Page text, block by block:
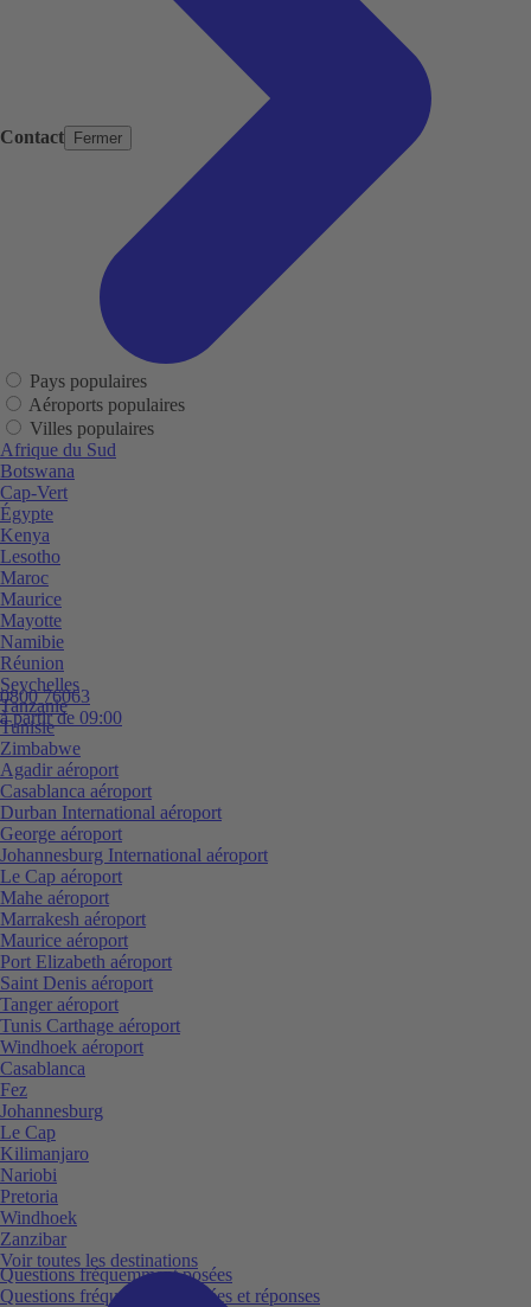
Contact Fermer
0800 76063
à partir de 09:00
Questions fréquemment posées
Questions fréquemment posées et réponses
Pays populaires
Aéroports populaires
Villes populaires
Afrique du Sud
Botswana
Cap-Vert
Égypte
Kenya
Lesotho
Maroc
Maurice
Mayotte
Namibie
Réunion
Seychelles
Tanzanie
Tunisie
Zimbabwe
Agadir aéroport
Casablanca aéroport
Durban International aéroport
George aéroport
Johannesburg International aéroport
Le Cap aéroport
Mahe aéroport
Marrakesh aéroport
Maurice aéroport
Port Elizabeth aéroport
Saint Denis aéroport
Tanger aéroport
Tunis Carthage aéroport
Windhoek aéroport
Casablanca
Fez
Johannesburg
Le Cap
Kilimanjaro
Nariobi
Pretoria
Windhoek
Zanzibar
Voir toutes les destinations